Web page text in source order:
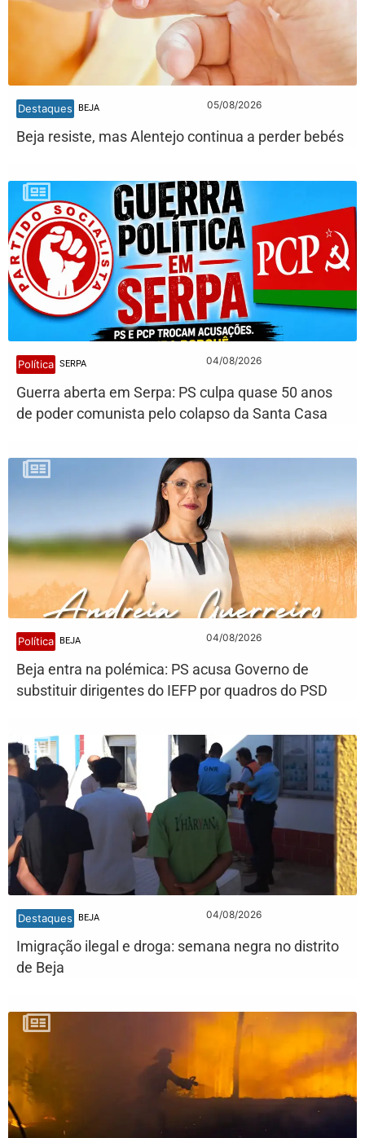
Destaques BEJA 05/08/2026
Beja resiste, mas Alentejo continua a perder bebés
Política SERPA 04/08/2026
Guerra aberta em Serpa: PS culpa quase 50 anos
de poder comunista pelo colapso da Santa Casa
Política BEJA 04/08/2026
Beja entra na polémica: PS acusa Governo de
substituir dirigentes do IEFP por quadros do PSD
Destaques BEJA 04/08/2026
Imigração ilegal e droga: semana negra no distrito
de Beja